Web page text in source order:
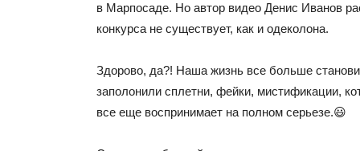
в Марпосаде. Но автор видео Денис Иванов
конкурса не существует, как и одеколона.
Здорово, да?! Наша жизнь все больше
заполонили сплетни, фейки, мистификации,
все еще воспринимает на полном серьезе.😃